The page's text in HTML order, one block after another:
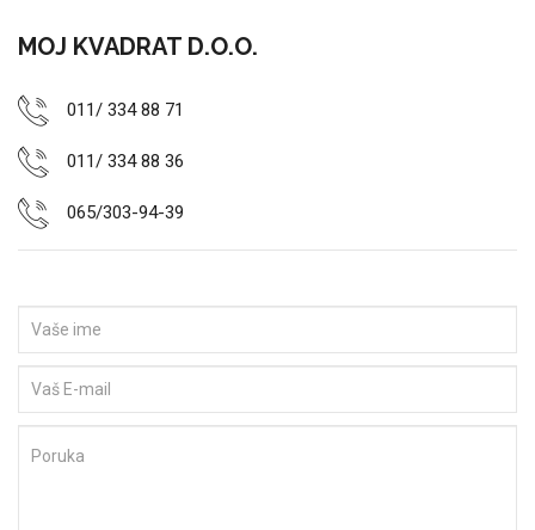
MOJ KVADRAT D.O.O.
011/ 334 88 71
011/ 334 88 36
065/303-94-39